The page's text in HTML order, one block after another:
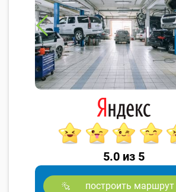
5.0 из 5
построить маршрут